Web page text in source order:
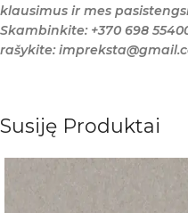
klausimus ir mes
Skambinkite: +370 698
rašykite:
Susiję Produktai